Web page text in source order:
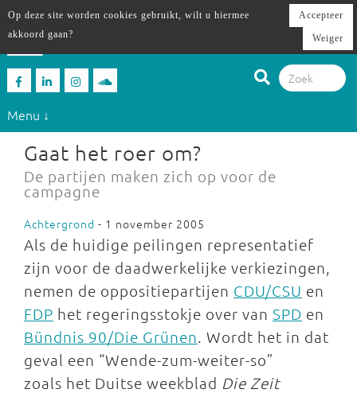
Menu ↓
Gaat het roer om?
De partijen maken zich op voor de
campagne
Achtergrond - 1 november 2005
Als de huidige peilingen representatief
zijn voor de daadwerkelijke verkiezingen,
nemen de oppositiepartijen CDU/CSU en
FDP het regeringsstokje over van SPD en
Bündnis 90/Die Grünen. Wordt het in dat
geval een “Wende-zum-weiter-so”
zoals het Duitse weekblad Die Zeit
Op deze site worden cookies gebruikt, wilt u hiermee
akkoord gaan?
Accepteer
Weiger